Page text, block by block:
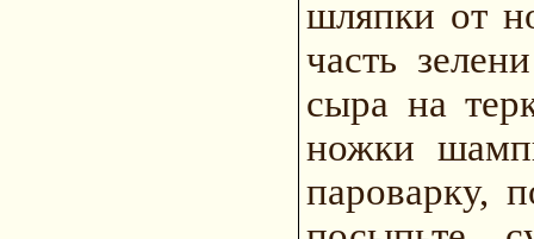
шляпки от
часть
сыра на
ножки
пароварку,